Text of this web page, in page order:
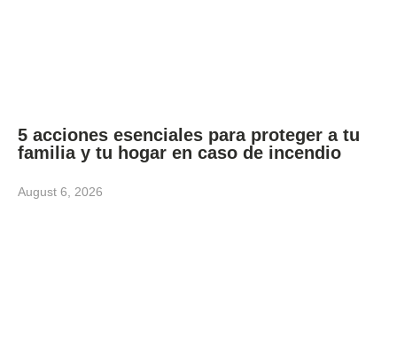
5 acciones esenciales para proteger a tu
familia y tu hogar en caso de incendio
August 6, 2026